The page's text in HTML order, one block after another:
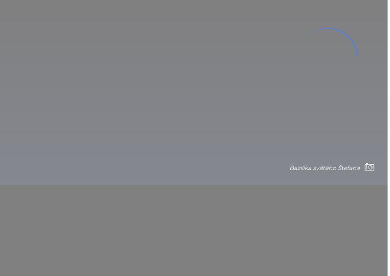
Bazilika svätého Štefana